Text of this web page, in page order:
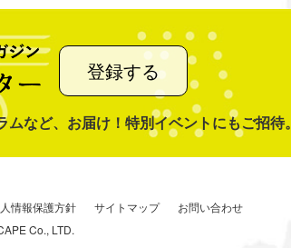
登録する
など、お届け！特別イベントにもご招待。
情報保護方針 サイトマップ
お問い合わせ
Co., LTD.